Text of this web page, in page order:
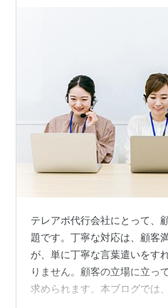
テレアポ代行会社にとって、
題です。丁寧な対応は、顧客
が、単に丁寧な言葉遣いをす
りません。顧客の立場に立っ
求められます。本ブログでは